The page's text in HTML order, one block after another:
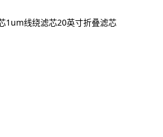
1um线绕滤芯20英寸折叠滤芯